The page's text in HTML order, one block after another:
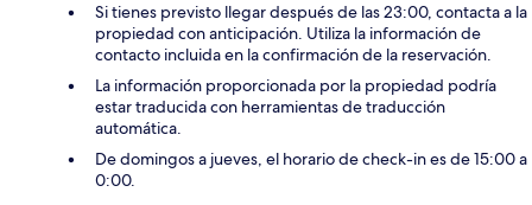
Si tienes previsto llegar después de las 23:00, contacta a la
propiedad con anticipación. Utiliza la información de
contacto incluida en la confirmación de la reservación.
La información proporcionada por la propiedad podría
estar traducida con herramientas de traducción
automática.
De domingos a jueves, el horario de check-in es de 15:00 a
0:00.